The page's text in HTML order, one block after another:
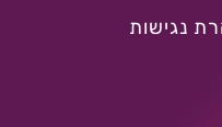
נגישות